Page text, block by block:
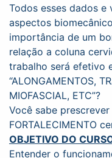
Todos esses dados
aspectos
importância de um
relação a coluna
trabalho será efetivo
“ALONGAMENTOS,
MIOFASCIAL, ETC”?
Você sabe
FORTALECIMENTO
OBJETIVO DO
Entender o